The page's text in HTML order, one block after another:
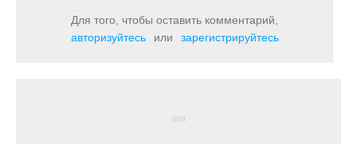
Для того, чтобы оставить комментарий,
авторизуйтесь
или зарегистрируйтесь